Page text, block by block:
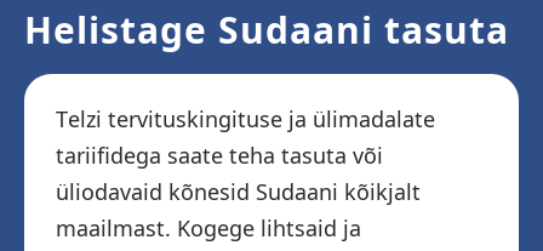
Helistage Sudaani tasuta
Telzi tervituskingituse ja ülimadalate
tariifidega saate teha tasuta või
üliodavaid kõnesid Sudaani kõikjalt
maailmast. Kogege lihtsaid ja